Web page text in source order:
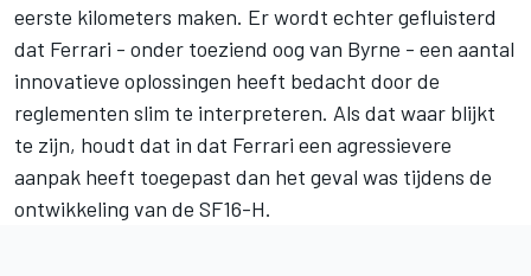
eerste kilometers maken. Er wordt echter gefluisterd
dat Ferrari - onder toeziend oog van Byrne - een aantal
innovatieve oplossingen heeft bedacht door de
reglementen slim te interpreteren. Als dat waar blijkt
te zijn, houdt dat in dat Ferrari een agressievere
aanpak heeft toegepast dan het geval was tijdens de
ontwikkeling van de SF16-H.